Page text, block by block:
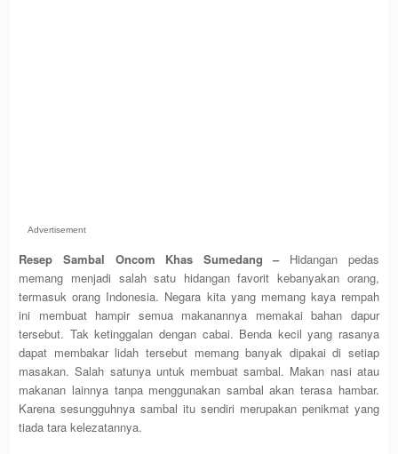
Advertisement
Resep Sambal Oncom Khas Sumedang –Hidangan pedas
memang menjadi salah satu hidangan favorit kebanyakan orang,
termasuk orang Indonesia. Negara kita yang memang kaya rempah
ini membuat hampir semua makanannya memakai bahan dapur
tersebut. Tak ketinggalan dengan cabai. Benda kecil yang rasanya
dapat membakar lidah tersebut memang banyak dipakai di setiap
masakan. Salah satunya untuk membuat sambal. Makan nasi atau
makanan lainnya tanpa menggunakan sambal akan terasa hambar.
Karena sesungguhnya sambal itu sendiri merupakan penikmat yang
tiada tara kelezatannya.